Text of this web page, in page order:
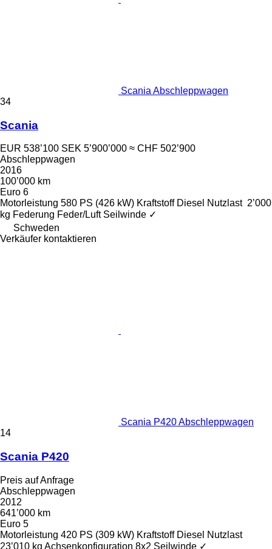
Scania Abschleppwagen
34
Scania
EUR 538’100 SEK 5’900’000 ≈ CHF 502’900
Abschleppwagen
2016
100’000 km
Euro 6
Motorleistung 580 PS (426 kW) Kraftstoff Diesel Nutzlast 2’000
kg Federung Feder/Luft Seilwinde ✓
Schweden
Verkäufer kontaktieren
Scania P420 Abschleppwagen
14
Scania P420
Preis auf Anfrage
Abschleppwagen
2012
641’000 km
Euro 5
Motorleistung 420 PS (309 kW) Kraftstoff Diesel Nutzlast
23’010 kg Achsenkonfiguration 8x2 Seilwinde ✓